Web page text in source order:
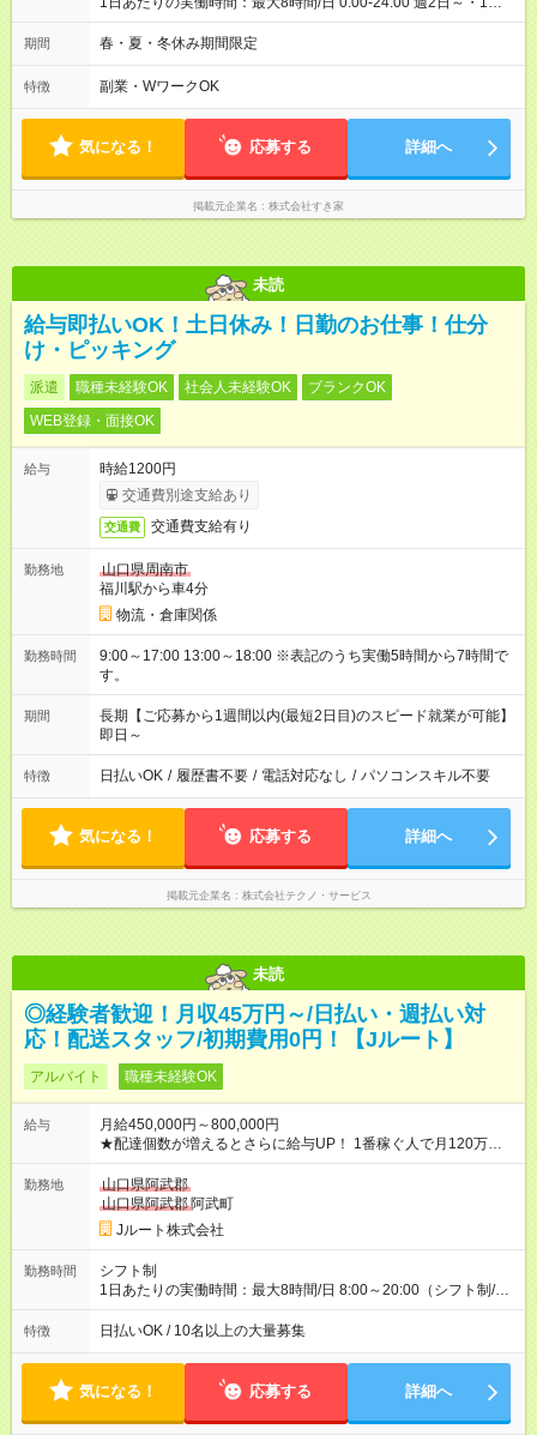
2h～OK ＜シフト例＞ 〇朝帯 5:00-9:00 〇昼帯 9:00-14:00 〇午
後帯 14:00-18:00 〇夜帯 18:00-22:00 〇深夜帯 22:00-翌5:00 基
ます♪
期間 春・夏・冬休み期間限定
特徴 副業・WワークOK
気になる！ 応募する 詳細へ
掲載元企業名 株式会社すき家
未読
給与即払いOK！土日休み！日勤のお仕事！仕分
け・ピッキング
派遣 職種未経験OK 社会人未経験OK
ブランクOK
WEB登録・面接OK
給与
時給1200円
交通費別途支給あり
交通費 交通費支給有り
勤務地
山口県周南市
福川駅から車4分
物流・倉庫関係
勤務時間
9:00～17:00 13:00～18:00 ※表記のうち実働5時間から7時間で
す。
期間
長期【ご応募から1週間以内(最短2日目)のスピード就業が可能】
即日～
特徴 日払いOK / 履歴書不要 / 電話対応なし / パソコンスキル不要
気になる！ 応募する 詳細へ
掲載元企業名 株式会社テクノ・サービス
未読
◎経験者歓迎！月収45万円～/日払い・週払い対
応！配送スタッフ/初期費用0円！【Jルート】
アルバイト 職種未経験OK
給与
月給450,000円～800,000円
★配達個数が増えるとさらに給与UP！ 1番稼ぐ人で月120万ほ
ど！ ・主要都市エリア 月収55万円／週5日稼働 月収65万~112
万円／週6日稼働 ・地方郊外エリア 月収40万円／週5日稼働 月
収40万円~50万円／週6日稼働 ＜モデルイメージ＞ ■月収50万
円 (27歳男性/江東区在住)※元建築関係 1日150個配達×25日勤務
(日休み) ■月収80万円(43歳男性/墨田区在住)※元営業 1日200個
勤務地
山口県阿武郡
山口県阿武郡 阿武町
Jルート株式会社
勤務時間
シフト制
1日あたりの実働時間：最大8時間/日 8:00～20:00（シフト制/実
働8時間） ※週5日勤務（場所次第では週4も有り） ※配達状況に
よって時間外での勤務可能性有り ※案件により多少の前後あり
特徴 日払いOK / 10名以上の大量募集
気になる！ 応募する 詳細へ